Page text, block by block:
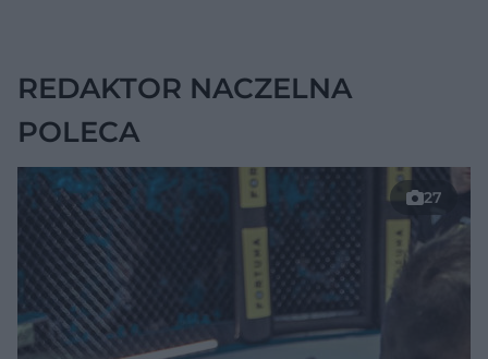
REDAKTOR NACZELNA
POLECA
27